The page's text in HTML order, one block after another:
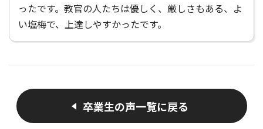
ったです。教官の人たちは優しく、厳しさもある、よ
い塩梅で、上達しやすかったです。
卒業生の声一覧に戻る